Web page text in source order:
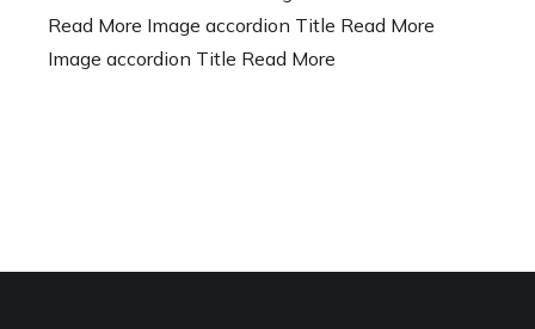
Read More Image accordion Title Read More
Image accordion Title Read More